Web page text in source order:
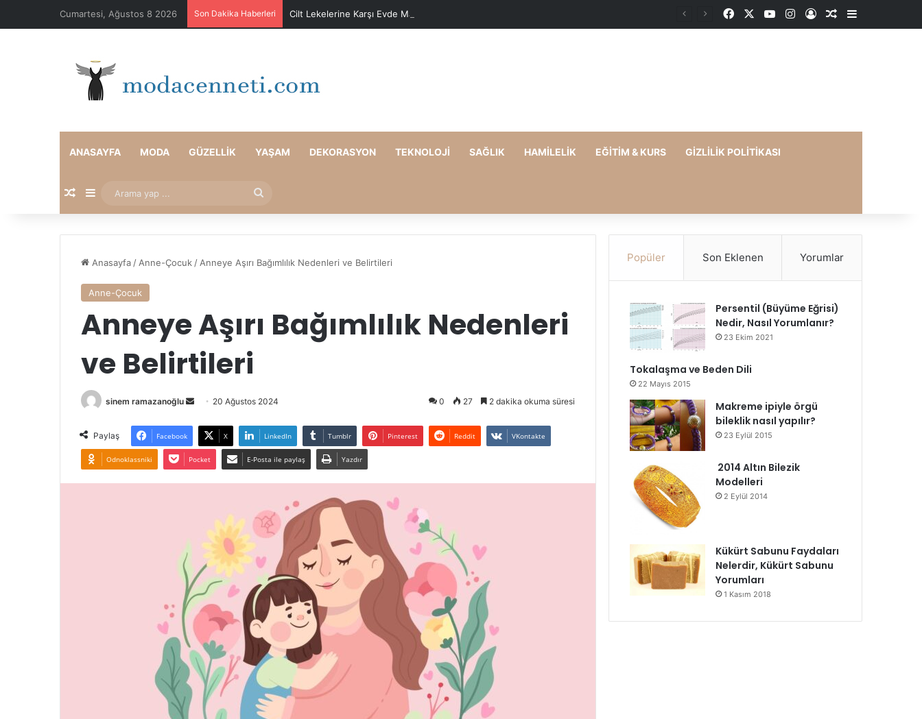
Cumartesi, Ağustos 8 2026 Son Dakika Haberleri Cilt Lekelerine Karşı Evde Maske Önerileri FacebookYouTubeInstagram
Kayıt OlRastgele Makale
Kenar
ANASAYFA MODA GÜZELLIK YAŞAM DEKORASYON TEKNOLOJI SAĞLIK HAMILELIK EĞITIM & KURS GIZLILIK POLITIKASI
Rastgele Makale
Kenar Bölmesi
yap
Anasayfa / Anne-Çocuk / Anneye Aşırı Bağımlılık Nedenleri ve Belirtileri
Anne-Çocuk
Anneye Aşırı Bağımlılık Nedenleri
ve Belirtileri
sinem ramazanoğlu
Bir
posta
göndermek
20 Ağustos 2024 0 27 2 dakika okuma süresi
Paylaş Facebook X LinkedIn Tumblr Pinterest Reddit VKontakte
Odnoklassniki Pocket E-Posta ile paylaş Yazdır
Popüler Son Eklenen Yorumlar
Persentil (Büyüme Eğrisi)
Nedir, Nasıl Yorumlanır?
23 Ekim 2021
Tokalaşma ve Beden Dili
22 Mayıs 2015
Makreme ipiyle örgü
bileklik nasıl yapılır?
23 Eylül 2015
2014 Altın Bilezik
Modelleri
2 Eylül 2014
Kükürt Sabunu Faydaları
Nelerdir, Kükürt Sabunu
Yorumları
1 Kasım 2018